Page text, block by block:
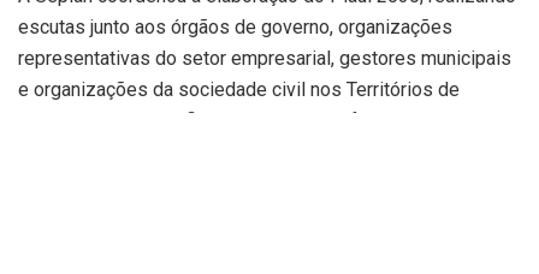
escutas junto aos órgãos de governo, organizações
representativas do setor empresarial, gestores municipais
e organizações da sociedade civil nos Territórios de